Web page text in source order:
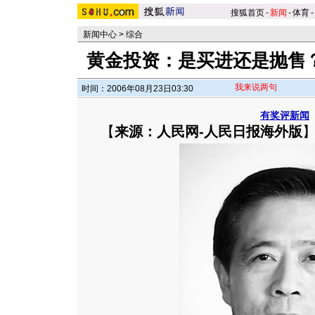
搜狐首页-新闻 -体育-
新闻中心 > 综合
黄金投资：是买进还是抛售
时间：2006年08月23日03:30 我来说两句
有奖评新闻
【来源：人民网-人民日报海外版